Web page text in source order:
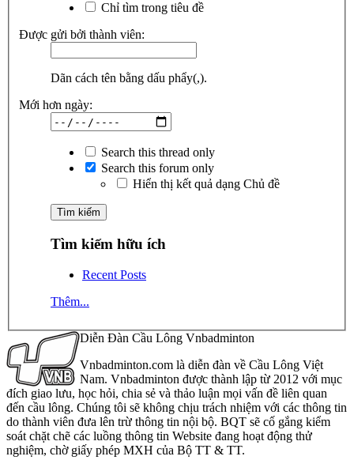
Chỉ tìm trong tiêu đề
Được gửi bởi thành viên:
Dãn cách tên bằng dấu phẩy(,).
Mới hơn ngày:
Search this thread only
Search this forum only
Hiển thị kết quả dạng Chủ đề
Tìm kiếm hữu ích
Recent Posts
Thêm...
Diễn Đàn Cầu Lông Vnbadminton
Vnbadminton.com là diễn đàn về Cầu Lông Việt
Nam. Vnbadminton được thành lập từ 2012 với mục
đích giao lưu, học hỏi, chia sẻ và thảo luận mọi vấn đề liên quan
đến cầu lông. Chúng tôi sẽ không chịu trách nhiệm với các thông tin
do thành viên đưa lên trừ thông tin nội bộ. BQT sẽ cố gắng kiểm
soát chặt chẽ các luồng thông tin Website đang hoạt động thử
nghiệm, chờ giấy phép MXH của Bộ TT & TT.